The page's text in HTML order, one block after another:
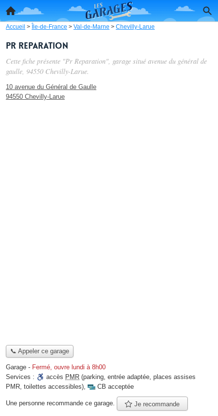
Accueil > Île-de-France > Val-de-Marne > Chevilly-Larue
Pr Reparation
Cette fiche présente "Pr Reparation", garage situé avenue du général de
gaulle, 94550 Chevilly-Larue.
10 avenue du Général de Gaulle
94550 Chevilly-Larue
📞 Appeler ce garage
Garage - Fermé, ouvre lundi à 8h00
Services :
accès PMR (parking, entrée adaptée, places assises
PMR, toilettes accessibles), CB acceptée
Une personne recommande ce garage. Je recommande